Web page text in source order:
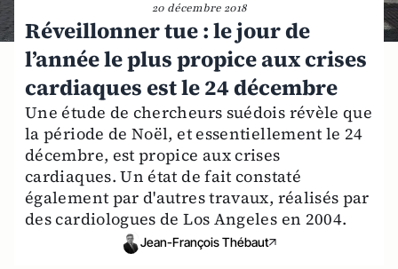
20 décembre 2018
Réveillonner tue : le jour de
l’année le plus propice aux crises
cardiaques est le 24 décembre
Une étude de chercheurs suédois révèle que
la période de Noël, et essentiellement le 24
décembre, est propice aux crises
cardiaques. Un état de fait constaté
également par d'autres travaux, réalisés par
des cardiologues de Los Angeles en 2004.
Jean-François Thébaut